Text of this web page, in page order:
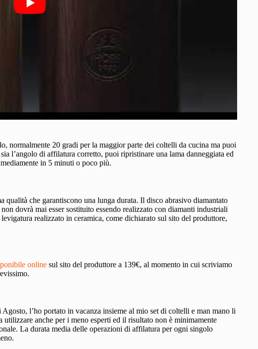
normalmente 20 gradi per la maggior parte dei coltelli da cucina ma puoi
l’angolo di affilatura corretto, puoi ripristinare una lama danneggiata ed
in 5 minuti o poco più.
che garantiscono una lunga durata. Il disco abrasivo diamantato
dovrà mai esser sostituito essendo realizzato con diamanti industriali
realizzato in ceramica, come dichiarato sul sito del produttore,
online sul sito del produttore a 139€, al momento in cui scriviamo
l’ho portato in vacanza insieme al mio set di coltelli e man mano li
anche per i meno esperti ed il risultato non è minimamente
La durata media delle operazioni di affilatura per ogni singolo